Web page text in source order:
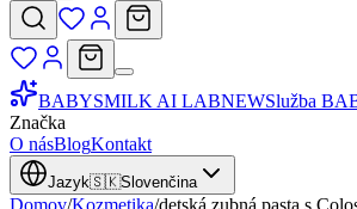
BABYSMILK AI LABNEWSlužba
Značka
O násBlogKontakt
Jazyk🇸🇰Slovenčina
Domov/Kozmetika/detská zubná pasta s